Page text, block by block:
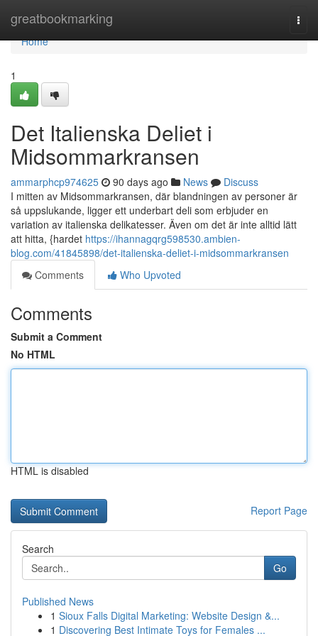
greatbookmarking
Home
Home
1
Det Italienska Deliet i
Midsommarkransen
ammarphcp974625 90 days ago News
Discuss
I mitten av Midsommarkransen, där blandningen av personer är
så uppslukande, ligger ett underbart deli som erbjuder en
variation av italienska delikatesser. Även om det är inte alltid lätt
att hitta, {hardet https://ihannagqrg598530.ambien-
blog.com/41845898/det-italienska-deliet-i-midsommarkransen
Comments
Who Upvoted
Comments
Submit a Comment
No HTML
HTML is disabled
Report Page
Search
Go
Published News
1 Sioux Falls Digital Marketing: Website Design &...
1 Discovering Best Intimate Toys for Females ...